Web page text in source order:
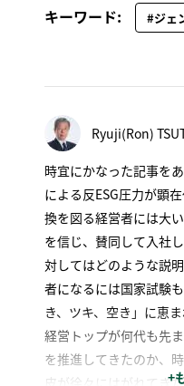
キーワード: #ジェ
Ryuji(Ron)
時宜にかなった記事を
による反ESG圧力が顕
換を図る経営者には大
を信じ、賛同して入社
対してはどのような説
者になるには国家試験
き、ツキ、空き」に恵
経営トップが何代も先
を推進してきたのか、
+